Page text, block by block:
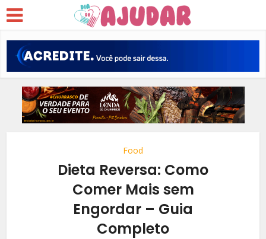
Food
Dieta Reversa: Como
Comer Mais sem
Engordar – Guia
Completo